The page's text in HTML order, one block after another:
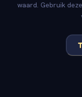
waard. Gebruik